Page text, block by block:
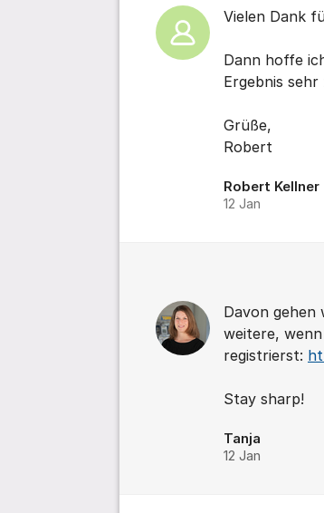
Vielen Dank
Dann hoffe
Ergebnis
Grüße,
Robert
Robert Kellner
12 Jan
Davon gehen
weitere,
registrierst:
Stay sharp!
Tanja
12 Jan